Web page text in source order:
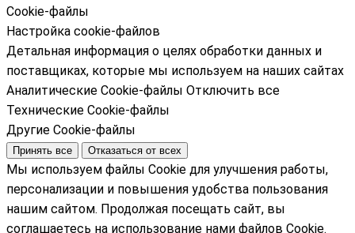
Cookie-файлы
Настройка cookie-файлов
Детальная информация о целях обработки данных и
поставщиках, которые мы используем на наших сайтах
Аналитические Cookie-файлы Отключить все
Технические Cookie-файлы
Другие Cookie-файлы
Принять все Отказаться от всех
Мы используем файлы Cookie для улучшения работы,
персонализации и повышения удобства пользования
нашим сайтом. Продолжая посещать сайт, вы
соглашаетесь на использование нами файлов Cookie.